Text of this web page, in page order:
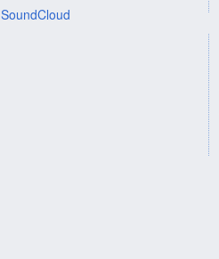
SoundCloud